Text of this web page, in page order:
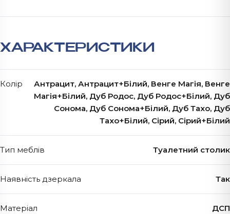
ХАРАКТЕРИСТИКИ
Колір
Антрацит, Антрацит+Білий, Венге Магія, Венге
Магія+Білий, Дуб Родос, Дуб Родос+Білий, Дуб
Сонома, Дуб Сонома+Білий, Дуб Тахо, Дуб
Тахо+Білий, Сірий, Сірий+Білий
Тип меблів Туалетний столик
Наявність дзеркала Так
Матеріал ДСП